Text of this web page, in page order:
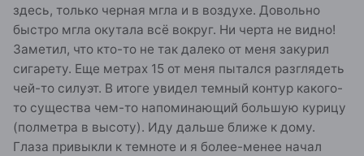
здесь, только черная мгла и в воздухе. Довольно
быстро мгла окутала всё вокруг. Ни черта не видно!
Заметил, что кто-то не так далеко от меня закурил
сигарету. Еще метрах 15 от меня пытался разглядеть
чей-то силуэт. В итоге увидел темный контур какого-
то существа чем-то напоминающий большую курицу
(полметра в высоту). Иду дальше ближе к дому.
Глаза привыкли к темноте и я более-менее начал